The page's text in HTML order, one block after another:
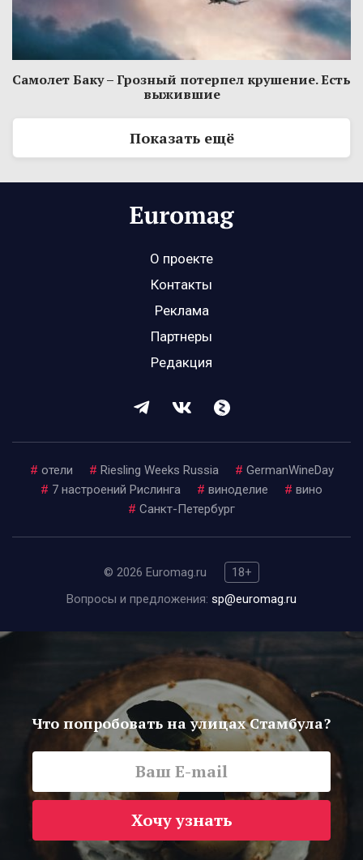
Самолет Баку – Грозный потерпел крушение. Есть
выжившие
Показать ещё
О проекте
Контакты
Реклама
Партнеры
Редакция
# отели # Riesling Weeks Russia # GermanWineDay
# 7 настроений Рислинга # виноделие # вино
# Санкт-Петербург
© 2026 Euromag.ru
18+
Вопросы и предложения: sp@euromag.ru
Что попробовать на улицах Стамбула?
Хочу узнать